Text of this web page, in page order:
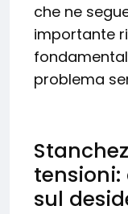
che ne
importante
problema
sul